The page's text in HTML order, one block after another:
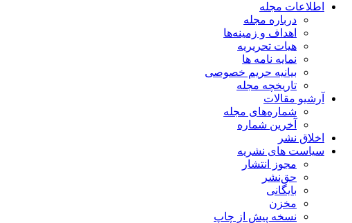
اطلاعات مجله
درباره مجله
اهداف و زمینه‌ها
هیات تحریریه
نمایه نامه ها
بیانیه حریم خصوصی
تاریخچه مجله
آرشیو مقالات
شماره‌های مجله
آخرین شماره
اخلاق نشر
سیاست های نشریه
مجوز انتشار
حق‌نشر
بایگانی
مخزن
نسخه پیش از چاپ